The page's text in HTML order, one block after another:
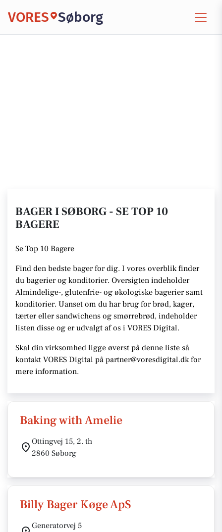
VORES Søborg
BAGER I SØBORG - SE TOP 10
BAGERE
Se Top 10 Bagere
Find den bedste bager for dig. I vores overblik finder
du bagerier og konditorier. Oversigten indeholder
Almindelige-, glutenfrie- og økologiske bagerier samt
konditorier. Uanset om du har brug for brød, kager,
tærter eller sandwichens og smørrebrød, indeholder
listen disse og er udvalgt af os i VORES Digital.
Skal din virksomhed ligge øverst på denne liste så
kontakt VORES Digital på partner@voresdigital.dk for
mere information.
Baking with Amelie
Ottingvej 15, 2. th
2860 Søborg
Billy Bager Køge ApS
Generatorvej 5